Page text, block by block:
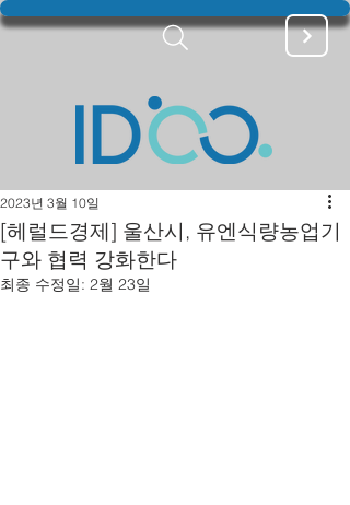
[헤럴드경제] 울산시, 유엔식량농업기
구와 협력 강화한다
2023년 3월 10일
최종 수정일: 2월 23일